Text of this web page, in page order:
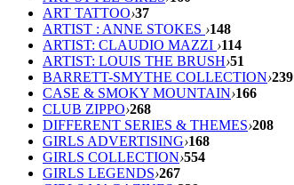
ART TATTOO›37
ARTIST : ANNE STOKES ›148
ARTIST: CLAUDIO MAZZI ›114
ARTIST: LOUIS THE BRUSH›51
BARRETT-SMYTHE COLLECTION›239
CASE & SMOKY MOUNTAIN›166
CLUB ZIPPO›268
DIFFERENT SERIES & THEMES›208
GIRLS ADVERTISING›168
GIRLS COLLECTION›554
GIRLS LEGENDS›267